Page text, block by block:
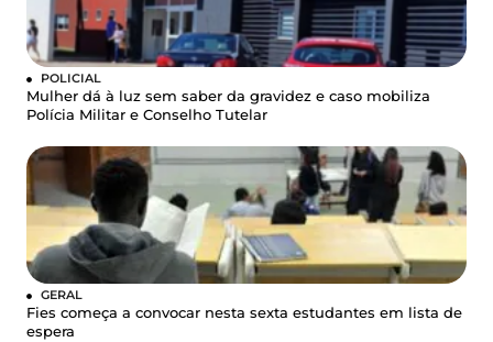
POLICIAL
Mulher dá à luz sem saber da gravidez e caso mobiliza
Polícia Militar e Conselho Tutelar
GERAL
Fies começa a convocar nesta sexta estudantes em lista de
espera